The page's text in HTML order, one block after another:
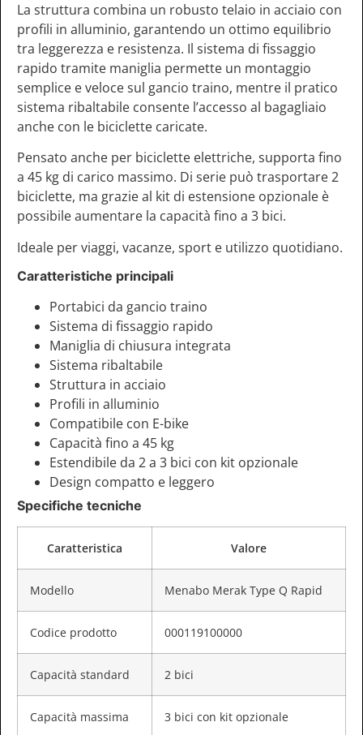
La struttura combina un robusto telaio in acciaio con
profili in alluminio, garantendo un ottimo equilibrio
tra leggerezza e resistenza. Il sistema di fissaggio
rapido tramite maniglia permette un montaggio
semplice e veloce sul gancio traino, mentre il pratico
sistema ribaltabile consente l’accesso al bagagliaio
anche con le biciclette caricate.
Pensato anche per biciclette elettriche, supporta fino
a 45 kg di carico massimo. Di serie può trasportare 2
biciclette, ma grazie al kit di estensione opzionale è
possibile aumentare la capacità fino a 3 bici.
Ideale per viaggi, vacanze, sport e utilizzo quotidiano.
Caratteristiche principali
Portabici da gancio traino
Sistema di fissaggio rapido
Maniglia di chiusura integrata
Sistema ribaltabile
Struttura in acciaio
Profili in alluminio
Compatibile con E-bike
Capacità fino a 45 kg
Estendibile da 2 a 3 bici con kit opzionale
Design compatto e leggero
Specifiche tecniche
Caratteristica Valore
Modello Menabo Merak Type Q Rapid
Codice prodotto 000119100000
Capacità standard 2 bici
Capacità massima 3 bici con kit opzionale